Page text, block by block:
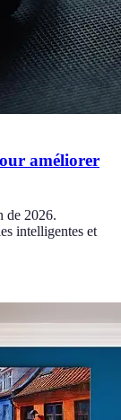
améliorer
de 2026.
intelligentes et